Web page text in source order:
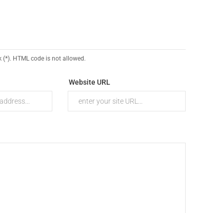
HTML code is not allowed.
Website URL